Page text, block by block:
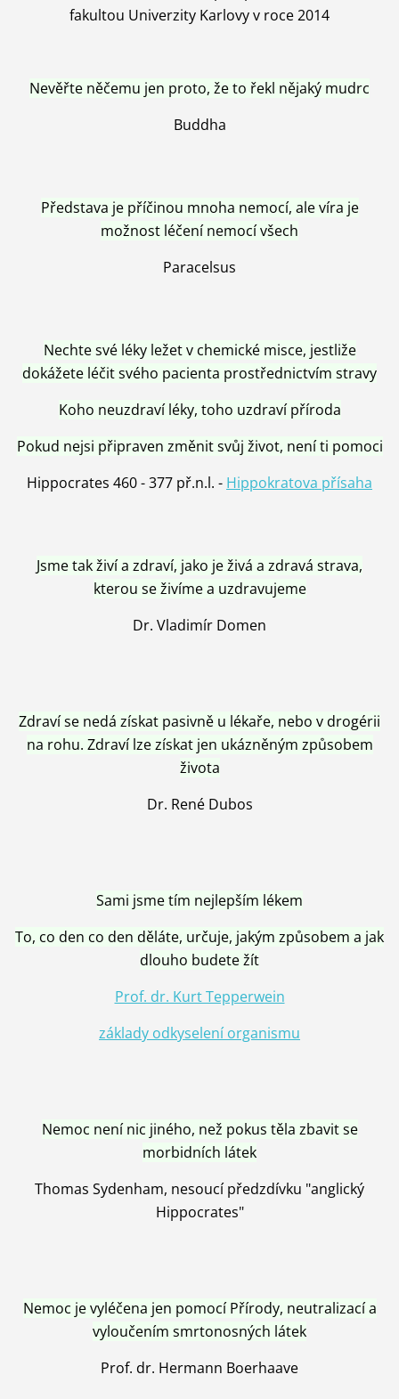
fakultou Univerzity Karlovy v roce 2014
Nevěřte něčemu jen proto, že to řekl nějaký mudrc
Buddha
Představa je příčinou mnoha nemocí, ale víra je
možnost léčení nemocí všech
Paracelsus
Nechte své léky ležet v chemické misce, jestliže
dokážete léčit svého pacienta prostřednictvím stravy
Koho neuzdraví léky, toho uzdraví příroda
Pokud nejsi připraven změnit svůj život, není ti pomoci
Hippocrates 460 - 377 př.n.l. - Hippokratova přísaha
Jsme tak živí a zdraví, jako je živá a zdravá strava,
kterou se živíme a uzdravujeme
Dr. Vladimír Domen
Zdraví se nedá získat pasivně u lékaře, nebo v drogérii
na rohu. Zdraví lze získat jen ukázněným způsobem
života
Dr. René Dubos
Sami jsme tím nejlepším lékem
To, co den co den děláte, určuje, jakým způsobem a jak
dlouho budete žít
Prof. dr. Kurt Tepperwein
základy odkyselení organismu
Nemoc není nic jiného, než pokus těla zbavit se
morbidních látek
Thomas Sydenham, nesoucí předzdívku "anglický
Hippocrates"
Nemoc je vyléčena jen pomocí Přírody, neutralizací a
vyloučením smrtonosných látek
Prof. dr. Hermann Boerhaave